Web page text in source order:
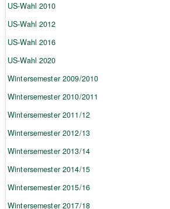
US-Wahl 2010
US-Wahl 2012
US-Wahl 2016
US-Wahl 2020
Wintersemester 2009/2010
Wintersemester 2010/2011
Wintersemester 2011/12
Wintersemester 2012/13
Wintersemester 2013/14
Wintersemester 2014/15
Wintersemester 2015/16
Wintersemester 2017/18